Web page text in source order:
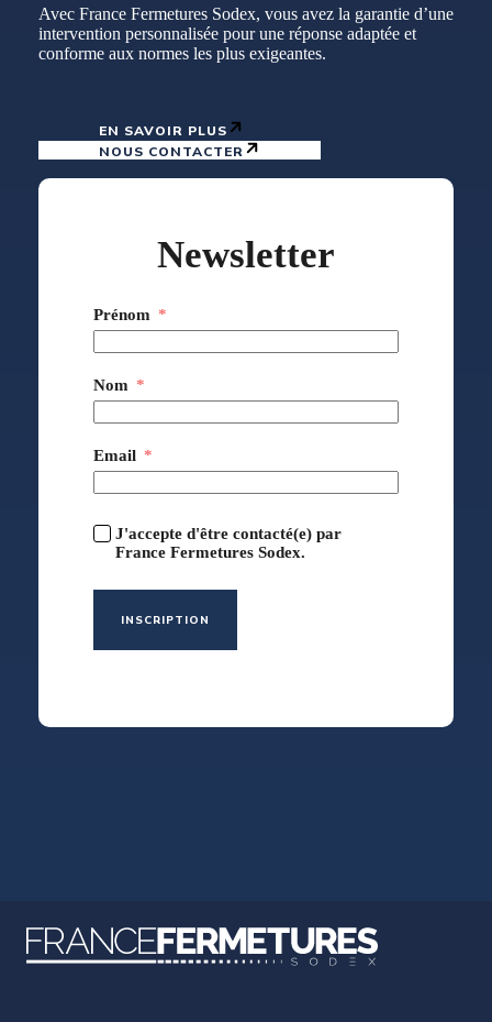
Avec France Fermetures Sodex, vous avez la garantie d’une
intervention personnalisée pour une réponse adaptée et
conforme aux normes les plus exigeantes.
EN SAVOIR PLUS
NOUS CONTACTER
Newsletter
Prénom
Nom
Email
J'accepte d'être contacté(e) par
France Fermetures Sodex.
INSCRIPTION